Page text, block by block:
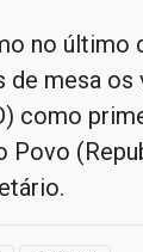
no último
mesa os
como
Povo